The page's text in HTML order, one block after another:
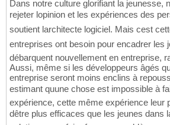
Dans notre culture glorifiant la jeunesse,
rejeter lopinion et les expériences des
soutient larchitecte logiciel. Mais cest
entreprises ont besoin pour encadrer les
débarquent nouvellement en entreprise,
Aussi, même si les développeurs âgés
entreprise seront moins enclins à
estimant quune chose est impossible à
expérience, cette même expérience leur
dêtre plus efficaces que les jeunes dans